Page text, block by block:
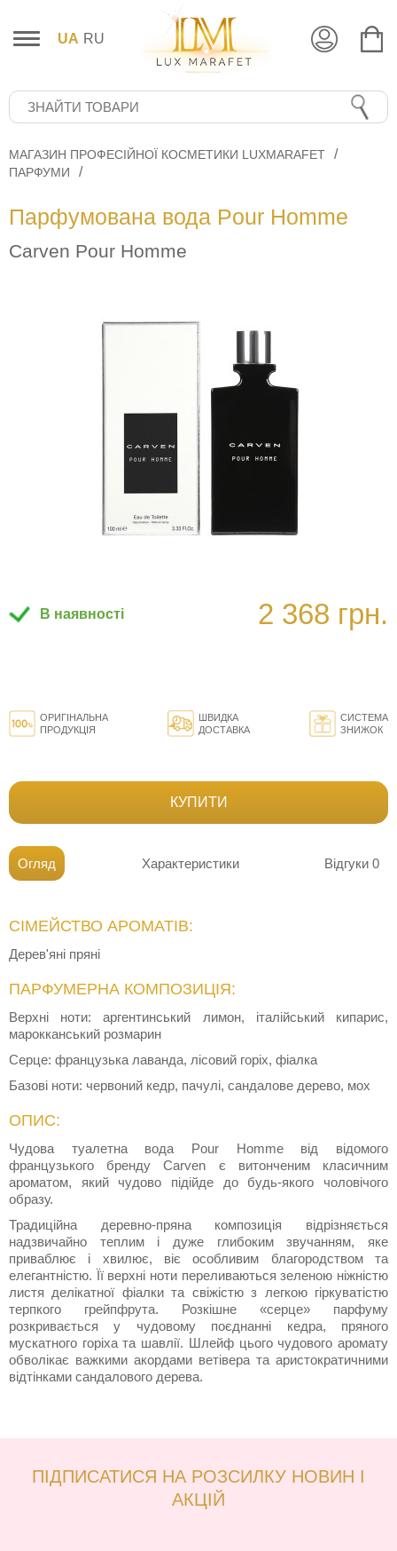
UA RU
МАГАЗИН ПРОФЕСІЙНОЇ КОСМЕТИКИ LUXMARAFET
ПАРФУМИ
Парфумована вода Pour Homme
Carven Pour Homme
В наявності 2 368 грн.
ОРИГІНАЛЬНА
ПРОДУКЦІЯ
ШВИДКА
ДОСТАВКА
СИСТЕМА
ЗНИЖОК
КУПИТИ
Огляд Характеристики Відгуки 0
СІМЕЙСТВО АРОМАТІВ:
Дерев'яні пряні
ПАРФУМЕРНА КОМПОЗИЦІЯ:
Верхні ноти: аргентинський лимон, італійський кипарис,
марокканський розмарин
Серце: французька лаванда, лісовий горіх, фіалка
Базові ноти: червоний кедр, пачулі, сандалове дерево, мох
ОПИС:
Чудова туалетна вода Pour Homme від відомого
французького бренду Carven є витонченим класичним
ароматом, який чудово підійде до будь-якого чоловічого
образу.
Традиційна деревно-пряна композиція відрізняється
надзвичайно теплим і дуже глибоким звучанням, яке
приваблює і хвилює, віє особливим благородством та
елегантністю. Її верхні ноти переливаються зеленою ніжністю
листя делікатної фіалки та свіжістю з легкою гіркуватістю
терпкого грейпфрута. Розкішне «серце» парфуму
розкривається у чудовому поєднанні кедра, пряного
мускатного горіха та шавлії. Шлейф цього чудового аромату
обволікає важкими акордами ветівера та аристократичними
відтінками сандалового дерева.
ПІДПИСАТИСЯ НА РОЗСИЛКУ НОВИН І
АКЦІЙ